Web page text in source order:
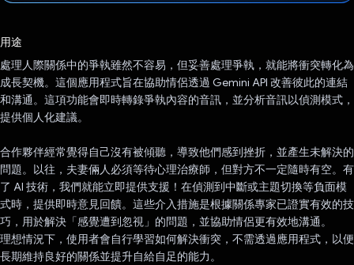
用途
處理人際關係中的爭執雖然不容易，但妥善處理爭執，就能將衝突轉化為
成長契機。這個應用程式旨在協助情侶透過 Gemini API 改善彼此的連結
和溝通。這項功能會即時轉錄爭執內容的音訊，並分析音訊以偵測模式，
提供個人化建議。
合作夥伴經常覺得自己沒有被傾聽，導致他們感到挫折，並產生未解決的
問題。以往，夫妻倆人必須等待心理治療師，但對方不一定隨時有空。有
了 AI 技術，我們就能立即提供支援！在偵測到中斷或主題切換等負面模
式時，提供即時意見回饋。這些介入措施是根據關係專家已證實有效的技
巧，用於解決「感覺遭到忽視」的問題，並協助情侶更有效地溝通。
理想情況下，使用者會自行學習如何解決衝突，不需透過應用程式，以便
長期維持良好的關係並提升自給自足的能力。